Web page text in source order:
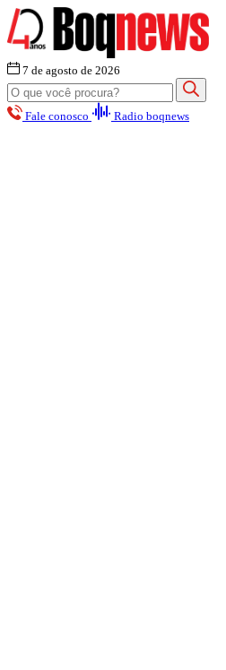
7 de agosto de 2026
Fale conosco Radio boqnews